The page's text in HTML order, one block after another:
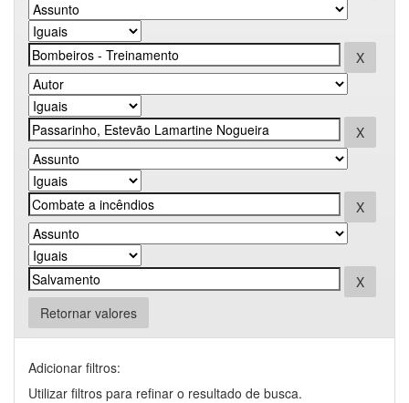
Retornar valores
Adicionar filtros:
Utilizar filtros para refinar o resultado de busca.